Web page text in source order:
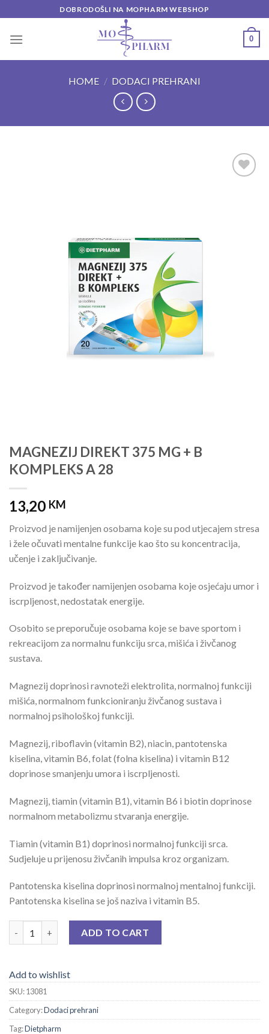
to
content
DOBRODOŠLI NA MOPHARM WEBSHOP
0
HOME / DODACI PREHRANI
MAGNEZIJ DIREKT 375 MG + B
KOMPLEKS A 28
13,20 KM
Proizvod je namijenjen osobama koje su pod utjecajem stresa
i žele očuvati mentalne funkcije kao što su koncentracija,
učenje i zaključivanje.
Proizvod je također namijenjen osobama koje osjećaju umor i
iscrpljenost, nedostatak energije.
Osobito se preporučuje osobama koje se bave sportom i
rekreacijom za normalnu funkciju srca, mišića i živčanog
sustava.
Magnezij doprinosi ravnoteži elektrolita, normalnoj funkciji
mišića, normalnom funkcioniranju živčanog sustava i
normalnoj psihološkoj funkciji.
Magnezij, riboflavin (vitamin B2), niacin, pantotenska
kiselina, vitamin B6, folat (folna kiselina) i vitamin B12
doprinose smanjenju umora i iscrpljenosti.
Magnezij, tiamin (vitamin B1), vitamin B6 i biotin doprinose
normalnom metabolizmu stvaranja energije.
Tiamin (vitamin B1) doprinosi normalnoj funkciji srca.
Sudjeluje u prijenosu živčanih impulsa kroz organizam.
Pantotenska kiselina doprinosi normalnoj mentalnoj funkciji.
Pantotenska kiselina se još naziva i vitamin B5.
ADD TO CART
Add to wishlist
SKU:13081
Category:Dodaci prehrani
Tag:Dietpharm